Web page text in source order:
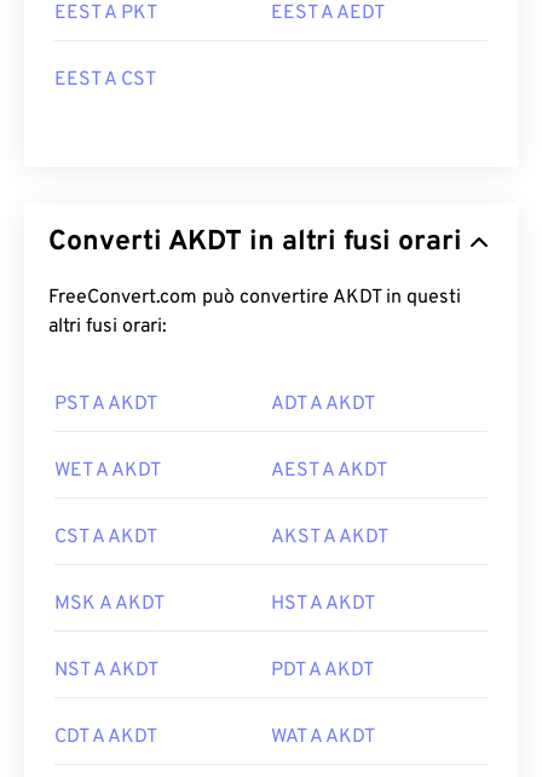
EEST A PKT EEST A AEDT
EEST A CST
Converti AKDT in altri fusi orari
FreeConvert.com può convertire AKDT in questi
altri fusi orari:
PST A AKDT ADT A AKDT
WET A AKDT AEST A AKDT
CST A AKDT AKST A AKDT
MSK A AKDT HST A AKDT
NST A AKDT PDT A AKDT
CDT A AKDT WAT A AKDT